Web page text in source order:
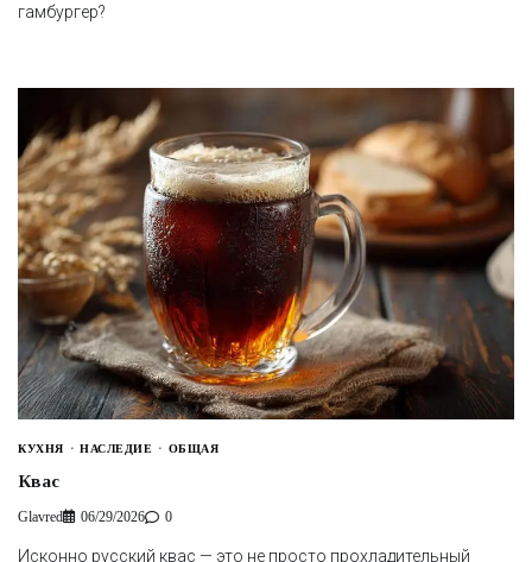
гамбургер?
КУХНЯ НАСЛЕДИЕ ОБЩАЯ
Квас
Glavred 06/29/2026 0
Исконно русский квас — это не просто прохладительный